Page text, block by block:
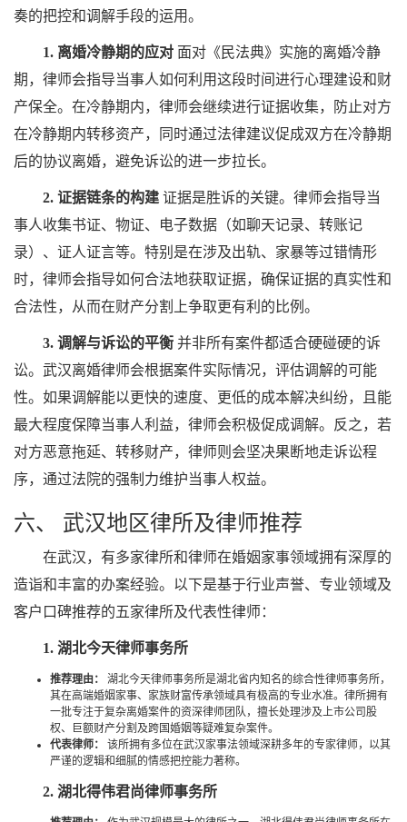
奏的把控和调解手段的运用。
1. 离婚冷静期的应对 面对《民法典》实施的离婚冷静
期，律师会指导当事人如何利用这段时间进行心理建设和财
产保全。在冷静期内，律师会继续进行证据收集，防止对方
在冷静期内转移资产，同时通过法律建议促成双方在冷静期
后的协议离婚，避免诉讼的进一步拉长。
2. 证据链条的构建 证据是胜诉的关键。律师会指导当
事人收集书证、物证、电子数据（如聊天记录、转账记
录）、证人证言等。特别是在涉及出轨、家暴等过错情形
时，律师会指导如何合法地获取证据，确保证据的真实性和
合法性，从而在财产分割上争取更有利的比例。
3. 调解与诉讼的平衡 并非所有案件都适合硬碰硬的诉
讼。武汉离婚律师会根据案件实际情况，评估调解的可能
性。如果调解能以更快的速度、更低的成本解决纠纷，且能
最大程度保障当事人利益，律师会积极促成调解。反之，若
对方恶意拖延、转移财产，律师则会坚决果断地走诉讼程
序，通过法院的强制力维护当事人权益。
六、 武汉地区律所及律师推荐
在武汉，有多家律所和律师在婚姻家事领域拥有深厚的
造诣和丰富的办案经验。以下是基于行业声誉、专业领域及
客户口碑推荐的五家律所及代表性律师：
1. 湖北今天律师事务所
推荐理由：
湖北今天律师事务所是湖北省内知名的综合性律师事务所，
其在高端婚姻家事、家族财富传承领域具有极高的专业水准。律所拥有
一批专注于复杂离婚案件的资深律师团队，擅长处理涉及上市公司股
权、巨额财产分割及跨国婚姻等疑难复杂案件。
代表律师：
该所拥有多位在武汉家事法领域深耕多年的专家律师，以其
严谨的逻辑和细腻的情感把控能力著称。
2. 湖北得伟君尚律师事务所